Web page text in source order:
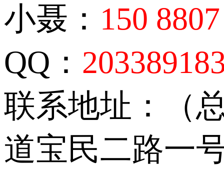
小聂： 150
QQ：
联系地址：（
道宝民二路一